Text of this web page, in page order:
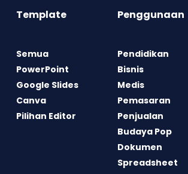
Template
Semua
PowerPoint
Google Slides
Canva
Pilihan Editor
Penggunaan
Pendidikan
Bisnis
Medis
Pemasaran
Penjualan
Budaya Pop
Dokumen
Spreadsheet